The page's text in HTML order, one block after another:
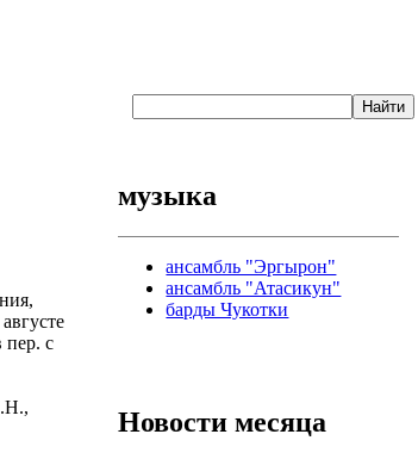
пер. с
музыка
ансамбль "Эргырон"
ансамбль "Атасикун"
барды Чукотки
Новости месяца